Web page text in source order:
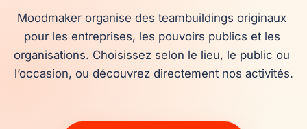
Moodmaker organise des teambuildings originaux
pour les entreprises, les pouvoirs publics et les
organisations. Choisissez selon le lieu, le public ou
l’occasion, ou découvrez directement nos activités.